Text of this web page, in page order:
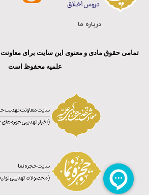
درباره ما
تمامی حقوق مادی و معنوی این سایت برای
علمیه محفوظ است